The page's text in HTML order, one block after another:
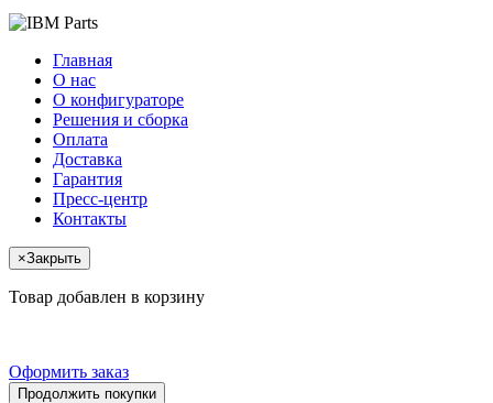
Главная
О нас
О конфигураторе
Решения и сборка
Оплата
Доставка
Гарантия
Пресс-центр
Контакты
×Закрыть
Товар добавлен в корзину
Оформить заказ
Продолжить покупки